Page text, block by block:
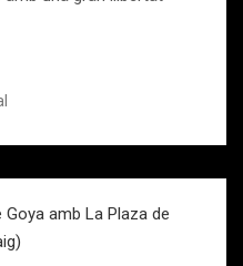
amb La Plaza de